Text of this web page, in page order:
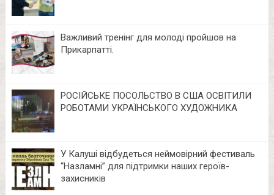
Важливий тренінг для молоді пройшов на
Прикарпатті.
РОСІЙСЬКЕ ПОСОЛЬСТВО В США ОСВІТИЛИ
РОБОТАМИ УКРАЇНСЬКОГО ХУДОЖНИКА
У Калуші відбудеться неймовірний фестиваль
“Назламні” для підтримки наших героїв-
захисників